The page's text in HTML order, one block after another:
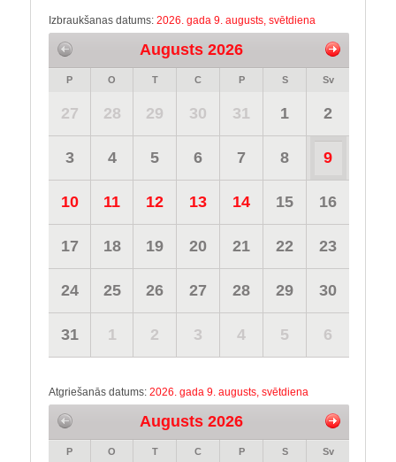
Izbraukšanas datums: 2026. gada 9. augusts, svētdiena
Augusts 2026
P O T C P S Sv
27 28 29 30 31 1 2
3 4 5 6 7 8 9
10 11 12 13 14 15 16
17 18 19 20 21 22 23
24 25 26 27 28 29 30
31 1 2 3 4 5 6
Atgriešanās datums: 2026. gada 9. augusts, svētdiena
Augusts 2026
P O T C P S Sv